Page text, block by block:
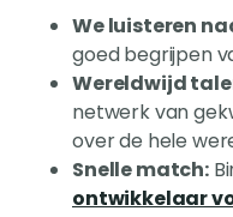
We luisteren
goed begrijpen
Wereldwijd
netwerk van
over de hele
Snelle match:
ontwikkelaar